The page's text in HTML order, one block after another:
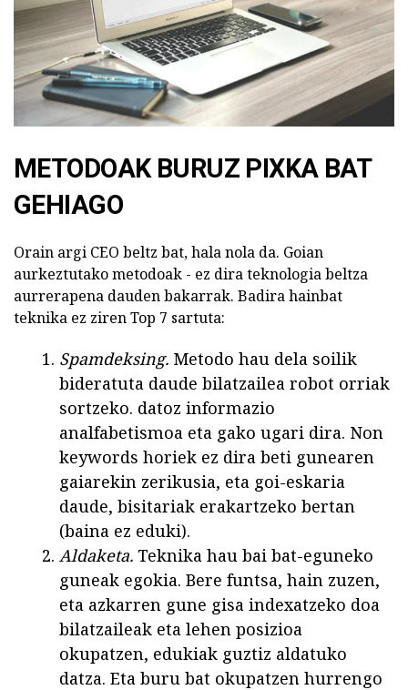
METODOAK BURUZ PIXKA BAT
GEHIAGO
Orain argi CEO beltz bat, hala nola da. Goian
aurkeztutako metodoak - ez dira teknologia beltza
aurrerapena dauden bakarrak. Badira hainbat
teknika ez ziren Top 7 sartuta:
Spamdeksing. Metodo hau dela soilik
bideratuta daude bilatzailea robot orriak
sortzeko. datoz informazio
analfabetismoa eta gako ugari dira. Non
keywords horiek ez dira beti gunearen
gaiarekin zerikusia, eta goi-eskaria
daude, bisitariak erakartzeko bertan
(baina ez eduki).
Aldaketa. Teknika hau bai bat-eguneko
guneak egokia. Bere funtsa, hain zuzen,
eta azkarren gune gisa indexatzeko doa
bilatzaileak eta lehen posizioa
okupatzen, edukiak guztiz aldatuko
datza. Eta buru bat okupatzen hurrengo